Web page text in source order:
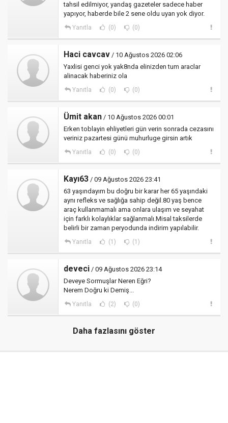
tahsil edilmiyor, yandaş gazeteler sadece haber
yapıyor, haberde bile 2 sene oldu uyan yok diyor.
Yanıtla (0) (0)
Haci cavcav / 10 Ağustos 2026 02:06
Yaxlisi genci yok yak8nda elinizden tum araclar
alinacak haberiniz ola
Yanıtla (0) (0)
Ümit akan / 10 Ağustos 2026 00:01
Erken toblayin ehliyetleri gün verin sonrada cezasını
veriniz pazartesi günü muhurluge girsin artık
Yanıtla (0) (0)
Kayı63 / 09 Ağustos 2026 23:41
63 yaşındayım bu doğru bir karar her 65 yaşındaki
aynı refleks ve sağlığa sahip değil.80 yaş bence
araç kullanmamalı ama onlara ulaşım ve seyahat
için farklı kolaylıklar sağlanmalı.Misal taksilerde
belirli bir zaman peryodunda indirim yapılabilir.
Yanıtla (1) (1)
deveci / 09 Ağustos 2026 23:14
Deveye Sormuşlar Neren Eğri?
Nerem Doğru ki Demiş...
Yanıtla (2) (0)
Daha fazlasını göster